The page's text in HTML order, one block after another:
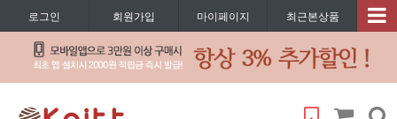
로그인 회원가입 마이페이지 최근본상품